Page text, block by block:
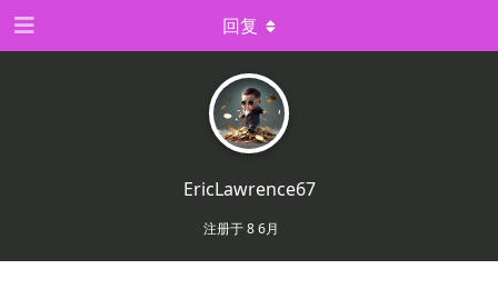
EricLawrence67
注册于8 6月
回复